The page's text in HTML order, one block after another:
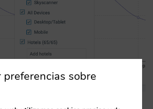
preferencias sobre